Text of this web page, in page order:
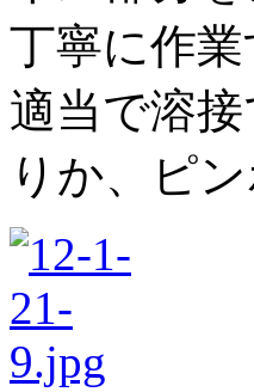
丁寧に作
適当で溶
りか、ピ